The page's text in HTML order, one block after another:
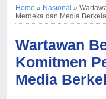
Home » Nasional »
Merdeka dan Media
Wartawan
Komitmen
Media